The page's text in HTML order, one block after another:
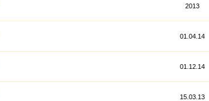
2013
01.04.14
01.12.14
15.03.13